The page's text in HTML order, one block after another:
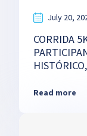
July 20,
CORRIDA
Read more